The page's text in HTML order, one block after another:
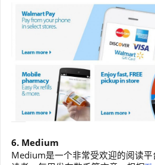
6. Medium
Medium是一个非常受欢迎的阅读